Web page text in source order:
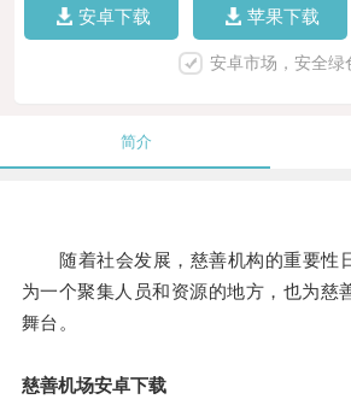
安卓下载 苹果下载
安卓市场，安全绿
简介
随着社会发展，慈善机构的重要性
为一个聚集人员和资源的地方，也为慈
舞台。
慈善机场安卓下载